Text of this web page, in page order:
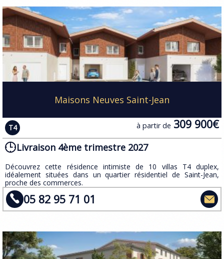
Maisons Neuves Saint-Jean
T4 à partir de 309 900€
Livraison 4ème trimestre 2027
​Découvrez cette résidence intimiste de 10 villas T4 duplex,
idéalement situées dans un quartier résidentiel de Saint-Jean,
proche des commerces.
05 82 95 71 01